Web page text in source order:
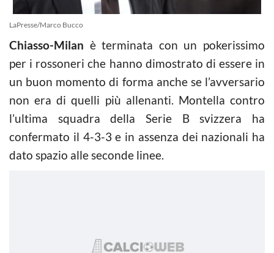
LaPresse/Marco Bucco
Chiasso-Milan è terminata con un pokerissimo
per i rossoneri che hanno dimostrato di essere in
un buon momento di forma anche se l’avversario
non era di quelli più allenanti. Montella contro
l’ultima squadra della Serie B svizzera ha
confermato il 4-3-3 e in assenza dei nazionali ha
dato spazio alle seconde linee.